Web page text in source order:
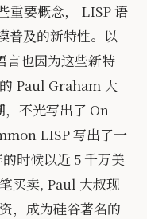
重要概念， LISP 语
普及的新特性。以
也因为这些新特
Paul Graham 大
，不光写出了 On
LISP 写出了一
时候以近 5 千万美
买卖, Paul 大叔现
，成为硅谷著名的